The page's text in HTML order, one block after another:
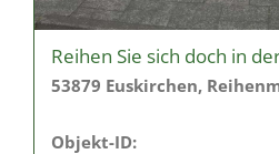
Reihen Sie sich doch in
53879 Euskirchen,
Objekt-ID: